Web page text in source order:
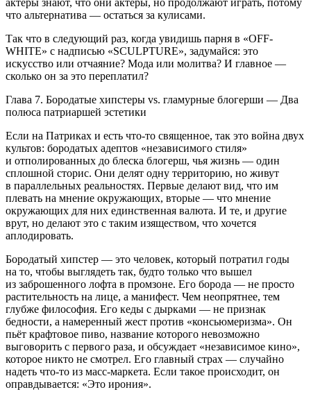
актеры знают, что они актеры, но продолжают играть, потому
что альтернатива — остаться за кулисами.
Так что в следующий раз, когда увидишь парня в «OFF-
WHITE» с надписью «SCULPTURE», задумайся: это
искусство или отчаяние? Мода или молитва? И главное —
сколько он за это переплатил?
Глава 7. Бородатые хипстеры vs. гламурные блогерши — Два
полюса патриаршей эстетики
Если на Патриках и есть что-то священное, так это война двух
культов: бородатых адептов «независимого стиля»
и отполированных до блеска блогерш, чья жизнь — один
сплошной сторис. Они делят одну территорию, но живут
в параллельных реальностях. Первые делают вид, что им
плевать на мнение окружающих, вторые — что мнение
окружающих для них единственная валюта. И те, и другие
врут, но делают это с таким изяществом, что хочется
аплодировать.
Бородатый хипстер — это человек, который потратил годы
на то, чтобы выглядеть так, будто только что вышел
из заброшенного лофта в промзоне. Его борода — не просто
растительность на лице, а манифест. Чем неопрятнее, тем
глубже философия. Его кеды с дырками — не признак
бедности, а намеренный жест против «консьюмеризма». Он
пьёт крафтовое пиво, название которого невозможно
выговорить с первого раза, и обсуждает «независимое кино»,
которое никто не смотрел. Его главный страх — случайно
надеть что-то из масс-маркета. Если такое происходит, он
оправдывается: «Это ирония».